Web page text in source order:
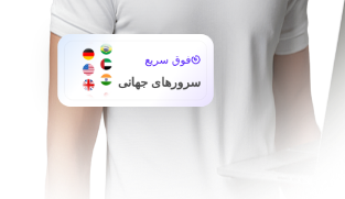
فوق سریع
سرورهای جهانی